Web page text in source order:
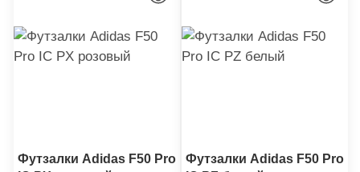
Футзалки Adidas F50 Pro
Футзалки Adidas F50 Pro